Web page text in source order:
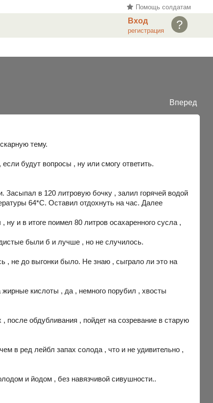
Помощь солдатам
?
Вход
регистрация
Вперед
тему.
будут вопросы , ну или смогу ответить.
в 120 литровую бочку , залил горячей водой
64*С. Оставил отдохнуть на час. Далее
и в итоге поимел 80 литров осахаренного сусла ,
были б и лучше , но не случилось.
, не до выгонки было. Не знаю , сыграло ли это на
кислоты , да , немного порубил , хвосты
обдубливания , пойдет на созревание в старую
в ред лейбл запах солода , что и не удивительно ,
и йодом , без навязчивой сивушности..